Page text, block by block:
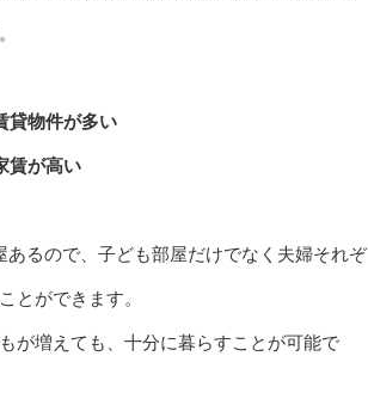
貸物件が多い
賃が高い
あるので、子ども部屋だけでなく夫婦それぞ
とができます。
が増えても、十分に暮らすことが可能で